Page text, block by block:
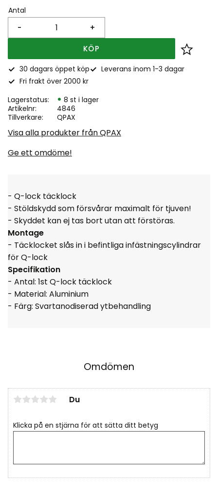
Antal
+
-
KÖP Lägg
30 dagars öppet köp
Leverans inom 1-3 dagar
Fri frakt över 2000 kr
Lagerstatus
8 st i lager
Artikelnr
4846
Tillverkare
QPAX
Visa alla produkter från QPAX
Ge ett omdöme!
- Q-lock täcklock
- Stöldskydd som försvårar maximalt för tjuven!
- Skyddet kan ej tas bort utan att förstöras.
Montage
- Täcklocket slås in i befintliga infästningscylindrar
för Q-lock
Specifikation
- Antal: 1st Q-lock täcklock
- Material: Aluminium
- Färg: Svartanodiserad ytbehandling
Omdömen
Du
Klicka på en stjärna för att sätta ditt betyg